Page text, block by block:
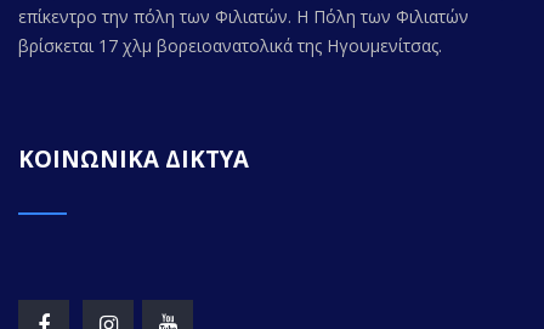
επίκεντρο την πόλη των Φιλιατών. Η Πόλη των Φιλιατών
βρίσκεται 17 χλμ βορειοανατολικά της Ηγουμενίτσας.
ΚΟΙΝΩΝΙΚΑ ΔΙΚΤΥΑ